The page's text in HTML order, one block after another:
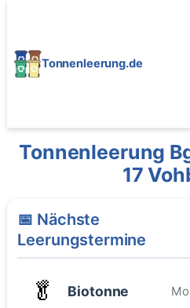
Tonnenleerung.de
Tonnenleerung
17
📅 Nächste
Leerungstermine
🥬 Biotonne